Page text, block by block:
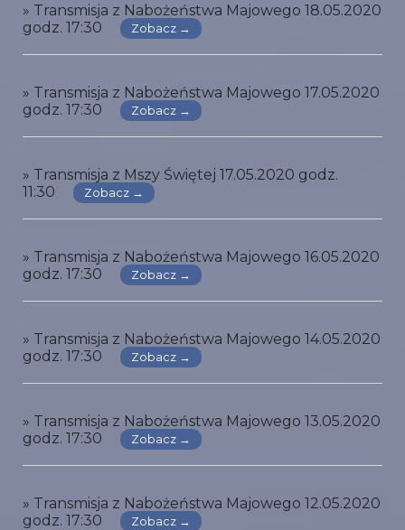
» Transmisja z Nabożeństwa Majowego 18.05.2020
godz. 17:30
Zobacz →
» Transmisja z Nabożeństwa Majowego 17.05.2020
godz. 17:30
Zobacz →
» Transmisja z Mszy Świętej 17.05.2020 godz.
11:30
Zobacz →
» Transmisja z Nabożeństwa Majowego 16.05.2020
godz. 17:30
Zobacz →
» Transmisja z Nabożeństwa Majowego 14.05.2020
godz. 17:30
Zobacz →
» Transmisja z Nabożeństwa Majowego 13.05.2020
godz. 17:30
Zobacz →
» Transmisja z Nabożeństwa Majowego 12.05.2020
godz. 17:30
Zobacz →